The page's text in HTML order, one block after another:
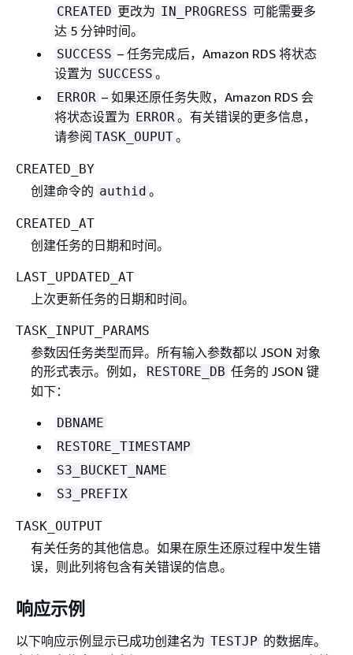
CREATED 更改为 IN_PROGRESS 可能需要多
达 5 分钟时间。
SUCCESS – 任务完成后，Amazon RDS 将状态
设置为 SUCCESS 。
ERROR – 如果还原任务失败，Amazon RDS 会
将状态设置为 ERROR 。有关错误的更多信息，
请参阅 TASK_OUPUT。
CREATED_BY
创建命令的 authid 。
CREATED_AT
创建任务的日期和时间。
LAST_UPDATED_AT
上次更新任务的日期和时间。
TASK_INPUT_PARAMS
参数因任务类型而异。所有输入参数都以 JSON 对象
的形式表示。例如，
RESTORE_DB 任务的 JSON 键
如下：
DBNAME
RESTORE_TIMESTAMP
S3_BUCKET_NAME
S3_PREFIX
TASK_OUTPUT
有关任务的其他信息。如果在原生还原过程中发生错
误，则此列将包含有关错误的信息。
响应示例
以下响应示例显示已成功创建名为 TESTJP 的数据库。